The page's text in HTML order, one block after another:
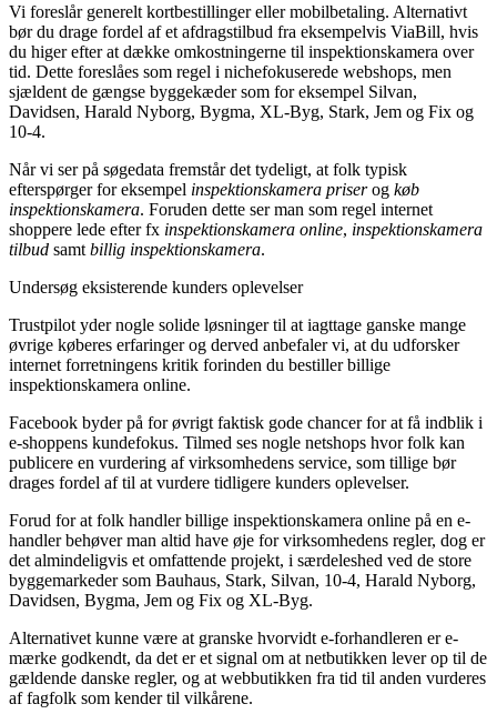
Vi foreslår generelt kortbestillinger eller mobilbetaling. Alternativt
bør du drage fordel af et afdragstilbud fra eksempelvis ViaBill, hvis
du higer efter at dække omkostningerne til inspektionskamera over
tid. Dette foreslåes som regel i nichefokuserede webshops, men
sjældent de gængse byggekæder som for eksempel Silvan,
Davidsen, Harald Nyborg, Bygma, XL-Byg, Stark, Jem og Fix og
10-4.
Når vi ser på søgedata fremstår det tydeligt, at folk typisk
efterspørger for eksempel inspektionskamera priserog køb
inspektionskamera. Foruden dette ser man som regel internet
shoppere lede efter fx inspektionskamera online, inspektionskamera
tilbud samt billig inspektionskamera.
Undersøg eksisterende kunders oplevelser
Trustpilot yder nogle solide løsninger til at iagttage ganske mange
øvrige køberes erfaringer og derved anbefaler vi, at du udforsker
internet forretningens kritik forinden du bestiller billige
inspektionskamera online.
Facebook byder på for øvrigt faktisk gode chancer for at få indblik i
e-shoppens kundefokus. Tilmed ses nogle netshops hvor folk kan
publicere en vurdering af virksomhedens service, som tillige bør
drages fordel af til at vurdere tidligere kunders oplevelser.
Forud for at folk handler billige inspektionskamera online på en e-
handler behøver man altid have øje for virksomhedens regler, dog er
det almindeligvis et omfattende projekt, i særdeleshed ved de store
byggemarkeder som Bauhaus, Stark, Silvan, 10-4, Harald Nyborg,
Davidsen, Bygma, Jem og Fix og XL-Byg.
Alternativet kunne være at granske hvorvidt e-forhandleren er e-
mærke godkendt, da det er et signal om at netbutikken lever op til de
gældende danske regler, og at webbutikken fra tid til anden vurderes
af fagfolk som kender til vilkårene.